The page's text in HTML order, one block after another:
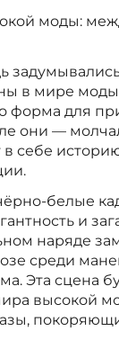
моды:
в мире
форма для
они —
в себе
белые
и
наряде
среди
Эта сцена
высокой